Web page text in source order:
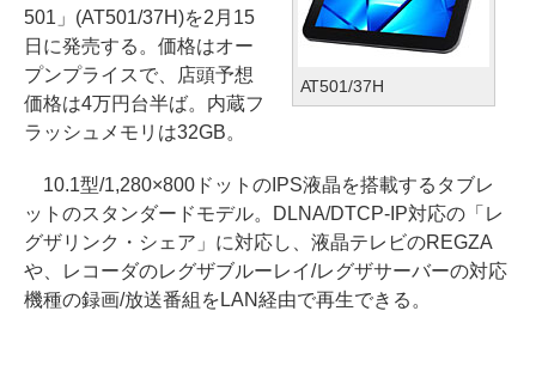
AT501/37H
501」(AT501/37H)を2月15
日に発売する。価格はオー
プンプライスで、店頭予想
価格は4万円台半ば。内蔵フ
ラッシュメモリは32GB。
10.1型/1,280×800ドットのIPS液晶を搭載するタブレ
ットのスタンダードモデル。DLNA/DTCP-IP対応の「レ
グザリンク・シェア」に対応し、液晶テレビのREGZA
や、レコーダのレグザブルーレイ/レグザサーバーの対応
機種の録画/放送番組をLAN経由で再生できる。